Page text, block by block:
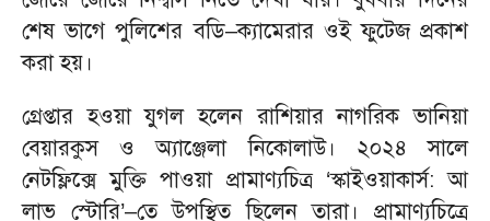
শেষ ভাগে পুলিশের বডি–ক্যামেরার ওই ফুটেজ প্রকাশ
করা হয়।
গ্রেপ্তার হওয়া যুগল হলেন রাশিয়ার নাগরিক ভানিয়া
বেয়ারকুস ও অ্যাঞ্জেলা নিকোলাউ। ২০২৪ সালে
নেটফ্লিক্সে মুক্তি পাওয়া প্রামাণ্যচিত্র ‘স্কাইওয়াকার্স: আ
লাভ স্টোরি’–তে উপস্থিত ছিলেন তারা। প্রামাণ্যচিত্রে